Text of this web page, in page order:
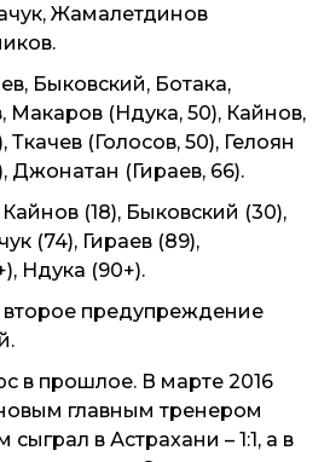
Жамалетдинов
Быковский, Ботака,
Макаров (Ндука, 50), Кайнов,
(Голосов, 50), Гелоян
Джонатан (Гираев, 66).
Кайнов (18), Быковский (30),
(74), Гираев (89),
Ндука (90+).
второе предупреждение
в прошлое. В марте 2016
главным тренером
в Астрахани – 1:1, а в